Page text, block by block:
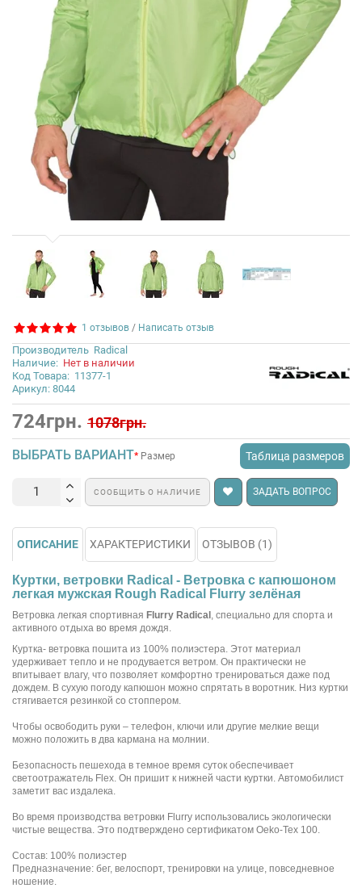
1 отзывов / Написать отзыв
Производитель Radical
Наличие: Нет в наличии
Код Товара: 11377-1
Арикул: 8044
724грн. 1078грн.
ВЫБРАТЬ ВАРИАНТ Таблица размеров
Размер
СООБЩИТЬ О НАЛИЧИЕ ЗАДАТЬ ВОПРОС
ОПИСАНИЕ ХАРАКТЕРИСТИКИ ОТЗЫВОВ (1)
Куртки, ветровки Radical - Ветровка с капюшоном
легкая мужская Rough Radical Flurry зелёная
Ветровка легкая спортивная Flurry Radical, специально для спорта и
активного отдыха во время дождя.
Куртка- ветровка пошита из 100% полиэстера. Этот материал
удерживает тепло и не продувается ветром. Он практически не
впитывает влагу, что позволяет комфортно тренироваться даже под
дождем. В сухую погоду капюшон можно спрятать в воротник. Низ куртки
стягивается резинкой со стоппером.
Чтобы освободить руки – телефон, ключи или другие мелкие вещи
можно положить в два кармана на молнии.
Безопасность пешехода в темное время суток обеспечивает
светоотражатель Flex. Он пришит к нижней части куртки. Автомобилист
заметит вас издалека.
Во время производства ветровки Flurry использовались экологически
чистые вещества. Это подтверждено сертификатом Oeko-Tex 100.
Состав: 100% полиэстер
Предназначение: бег, велоспорт, тренировки на улице, повседневное
ношение.